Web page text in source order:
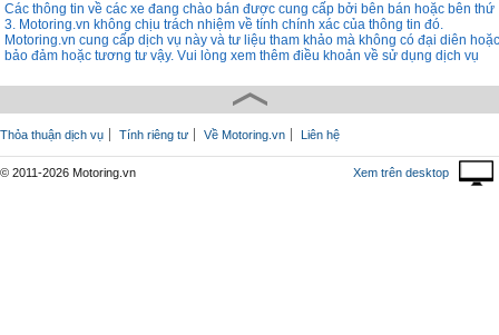
Các thông tin về các xe đang chào bán được cung cấp bởi bên bán hoặc bên thứ
3. Motoring.vn không chịu trách nhiệm về tính chính xác của thông tin đó.
Motoring.vn cung cấp dịch vụ này và tư liệu tham khảo mà không có đại diên hoặc
bảo đảm hoặc tương tư vậy. Vui lòng xem thêm điều khoản về sử dụng dịch vụ
Thỏa thuận dịch vụ Tính riêng tư Về Motoring.vn Liên hệ
© 2011-2026 Motoring.vn Xem trên desktop